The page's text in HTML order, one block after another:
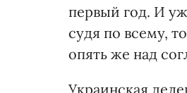
первый год. И
судя по всему,
опять же над
Украинская